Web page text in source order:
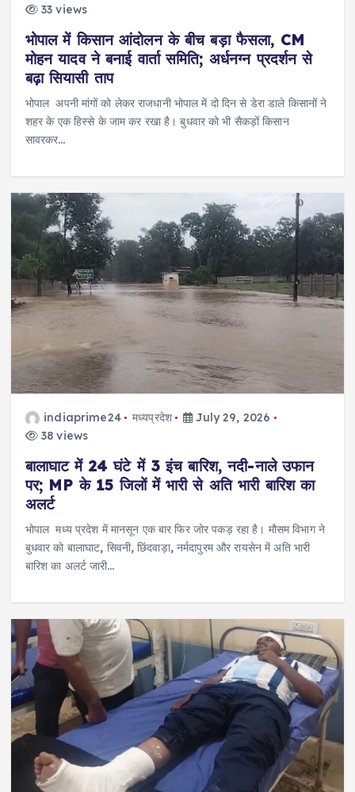
33 views
भोपाल में किसान आंदोलन के बीच बड़ा फैसला, CM
मोहन यादव ने बनाई वार्ता समिति; अर्धनग्न प्रदर्शन से
बढ़ा सियासी ताप
भोपाल अपनी मांगों को लेकर राजधानी भोपाल में दो दिन से डेरा डाले किसानों ने
शहर के एक हिस्से के जाम कर रखा है। बुधवार को भी सैकड़ों किसान
सावरकर…
indiaprime24 मध्यप्रदेश
July 29, 2026
38 views
बालाघाट में 24 घंटे में 3 इंच बारिश, नदी-नाले उफान
पर; MP के 15 जिलों में भारी से अति भारी बारिश का
अलर्ट
भोपाल मध्य प्रदेश में मानसून एक बार फिर जोर पकड़ रहा है। मौसम विभाग ने
बुधवार को बालाघाट, सिवनी, छिंदवाड़ा, नर्मदापुरम और रायसेन में अति भारी
बारिश का अलर्ट जारी…